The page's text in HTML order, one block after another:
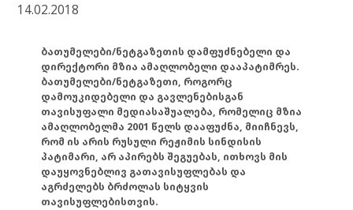
14.02.2018
ბათუმელები/ნეტგაზეთის დამფუძნებელი და
დირექტორი მზია ამაღლობელი დააპატიმრეს.
ბათუმელები/ნეტგაზეთი, როგორც
დამოუკიდებელი და გავლენებისგან
თავისუფალი მედიასაშუალება, რომელიც მზია
ამაღლობელმა 2001 წელს დააფუძნა, მიიჩნევს,
რომ ის არის რუსული რეჟიმის სინდისის
პატიმარი, არ აპირებს შეგუებას, ითხოვს მის
დაუყოვნებლივ გათავისუფლებას და
აგრძელებს ბრძოლას სიტყვის
თავისუფლებისთვის.